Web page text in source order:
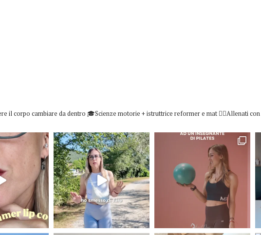
il corpo cambiare da dentro 🎓Scienze motorie + istruttrice reformer e mat 👇🏻Allenati